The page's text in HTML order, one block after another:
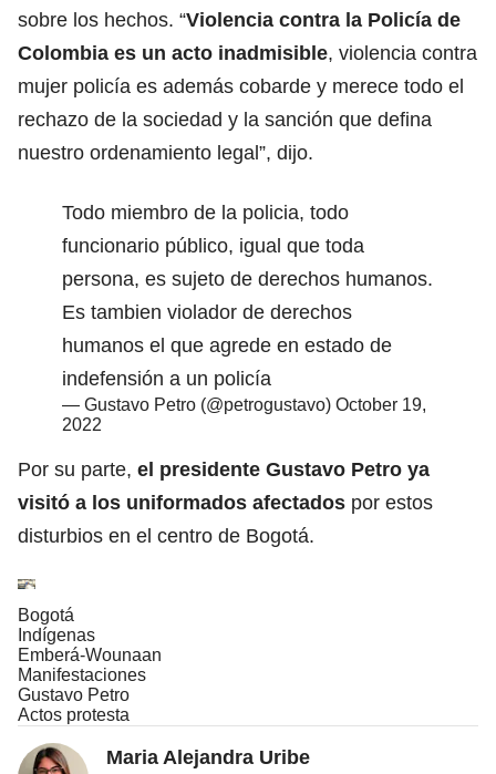
sobre los hechos. “Violencia contra la Policía de
Colombia es un acto inadmisible, violencia contra
mujer policía es además cobarde y merece todo el
rechazo de la sociedad y la sanción que defina
nuestro ordenamiento legal”, dijo.
Todo miembro de la policia, todo
funcionario público, igual que toda
persona, es sujeto de derechos humanos.
Es tambien violador de derechos
humanos el que agrede en estado de
indefensión a un policía
— Gustavo Petro (@petrogustavo) October 19,
2022
Por su parte, el presidente Gustavo Petro ya
visitó a los uniformados afectados por estos
disturbios en el centro de Bogotá.
Bogotá
Indígenas
Emberá-Wounaan
Manifestaciones
Gustavo Petro
Actos protesta
Maria Alejandra Uribe